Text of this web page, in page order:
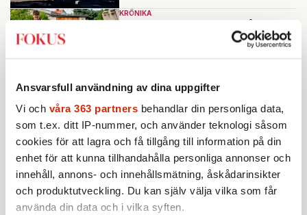
Ansvarsfull användning av dina uppgifter
Vi och våra 363 partners behandlar din personliga data,
som t.ex. ditt IP-nummer, och använder teknologi såsom
cookies för att lagra och få tillgång till information på din
enhet för att kunna tillhandahålla personliga annonser och
innehåll, annons- och innehållsmätning, åskådarinsikter
och produktutveckling. Du kan själv välja vilka som får
använda din data och i vilka syften.
KRÖNIKA
Ann-Sofie Hermansson:
Många
opinionsbildare vet inte hur en
Alla var överens – allt slutade i
Av: Carl Hamilton•
Ladda fler
Mest lästa